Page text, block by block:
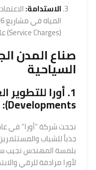
الاستدامة:
(Service Charges) على المدى الطويل.
صناع المدن
السياحية
Developments): رؤية ساويرس العالمية
جذباً للشباب
بلمسة المهندس نجيب
لأورا مرادفة للرقي